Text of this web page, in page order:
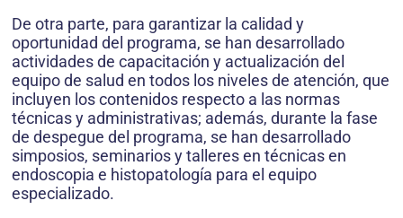
De otra parte, para garantizar la calidad y
oportunidad del programa, se han desarrollado
actividades de capacitación y actualización del
equipo de salud en todos los niveles de atención, que
incluyen los contenidos respecto a las normas
técnicas y administrativas; además, durante la fase
de despegue del programa, se han desarrollado
simposios, seminarios y talleres en técnicas en
endoscopia e histopatología para el equipo
especializado.